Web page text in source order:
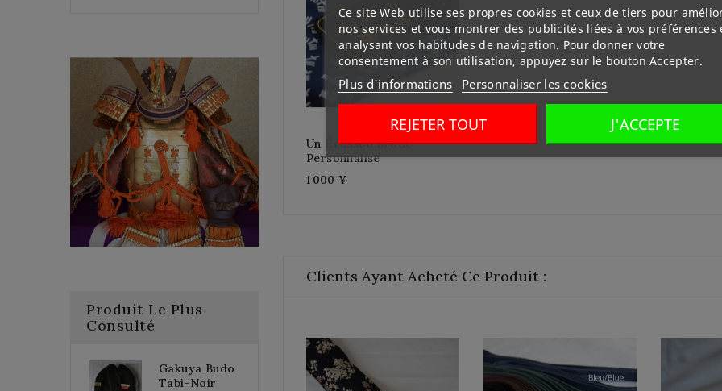
YOROI KABUTO
Une Armure japonais de
l’époque de debout
SHOWA en 8 (en 1933) de
la maison TERAI
Produit Le Plus
Consulté
Gakuya Budo
Tabi-Noir
Un Écusson Brodé
Personnalisé
1 000 ¥
Clients Ayant Acheté Ce Produit :
Ce site Web utilise ses propres cookies et ceux de tiers pour
nos services et vous montrer des publicités liées à vos préférences
analysant vos habitudes de navigation. Pour donner votre
consentement à son utilisation, appuyez sur le bouton Accepter.
Plus d'informations Personnaliser les cookies
REJETER TOUT J'ACCEPTE